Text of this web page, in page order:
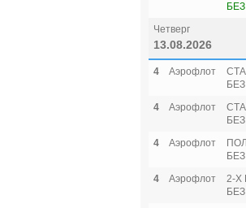
Четверг
13.08.2026
4 Аэрофлот
4
Аэрофлот
4
Аэрофлот
4
Аэрофлот
2-Х